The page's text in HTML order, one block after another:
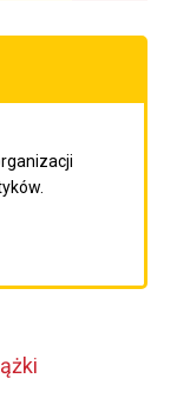
do następnego